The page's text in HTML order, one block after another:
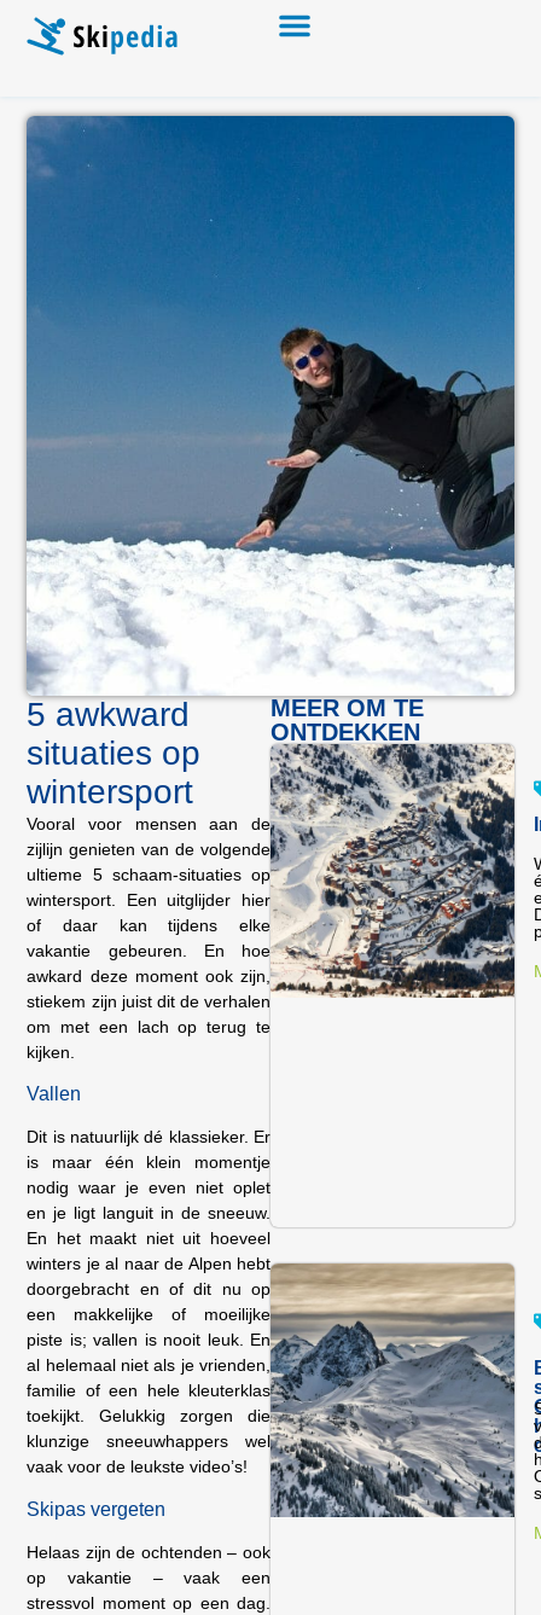
5 awkward
situaties op
wintersport
Vooral voor mensen aan de
zijlijn genieten van de volgende
ultieme 5 schaam-situaties op
wintersport. Een uitglijder hier
of daar kan tijdens elke
vakantie gebeuren. En hoe
awkard deze moment ook zijn,
stiekem zijn juist dit de verhalen
om met een lach op terug te
kijken.
Vallen
Dit is natuurlijk dé klassieker. Er
is maar één klein momentje
nodig waar je even niet oplet
en je ligt languit in de sneeuw.
En het maakt niet uit hoeveel
winters je al naar de Alpen hebt
doorgebracht en of dit nu op
een makkelijke of moeilijke
piste is; vallen is nooit leuk. En
al helemaal niet als je vrienden,
familie of een hele kleuterklas
toekijkt. Gelukkig zorgen die
klunzige sneeuwhappers wel
vaak voor de leukste video’s!
Skipas vergeten
Helaas zijn de ochtenden – ook
op vakantie – vaak een
stressvol moment op een dag.
MEER OM TE
ONTDEKKEN